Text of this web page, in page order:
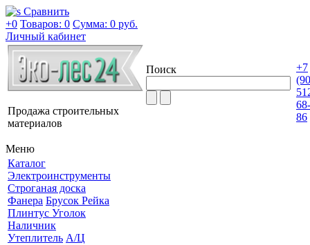
Сравнить
+0 Товаров: 0 Сумма: 0 руб.
Личный кабинет
Продажа строительных
материалов
Поиск
+7
68-
86
Меню
Каталог
Электроинструменты
Строганая доска
Фанера Брусок Рейка
Плинтус Уголок
Наличник
Утеплитель А/Ц